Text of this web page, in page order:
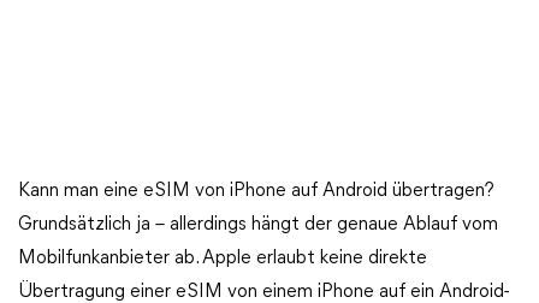
Kann man eine eSIM von iPhone auf Android übertragen?
Grundsätzlich ja – allerdings hängt der genaue Ablauf vom
Mobilfunkanbieter ab. Apple erlaubt keine direkte
Übertragung einer eSIM von einem iPhone auf ein Android-